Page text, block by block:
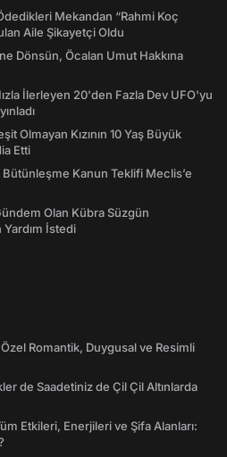
Mekandan “Rahmi Koç
Aile Şikayetçi Oldu
Dönsün, Öcalan Umut Hakkına
İlerleyen 20'den Fazla Dev UFO'yu
Olmayan Kızının 10 Yaş Büyük
Etti
Bütünleşme Kanun Teklifi Meclis’e
Olan Kübra Süzgün
İstedi
Romantik, Duygusal ve Resimli
de Saadetiniz de Çil Çil Altınlarda
Etkileri, Enerjileri ve Şifa Alanları: